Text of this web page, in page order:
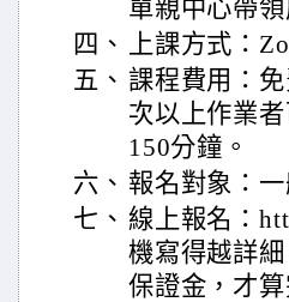
單親中心帶
四、
上課方式：
五、 課程費用：
次以上作業
150分鐘。
六、 報名對象：
七、 線上報名：
機寫得越詳
保證金，才